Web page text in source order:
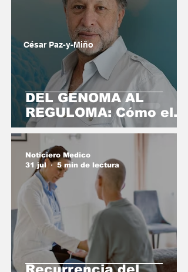
DEL GENOMA AL
REGULOMA: Cómo el
ambiente escribe la
historia de nuestra
salud
Noticiero Medico
31 jul
5 min de lectura
César Paz-y-Miño